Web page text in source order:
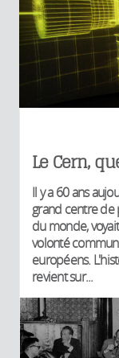
Le Cern,
Il y a 60 ans
grand centre de
du monde,
volonté
européens.
revient sur...